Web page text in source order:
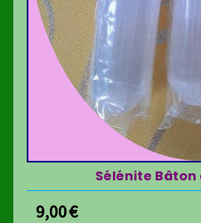
Sélénite Bâton
9,00€